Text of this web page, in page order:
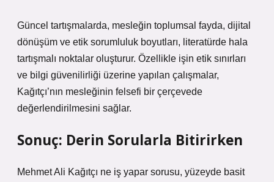
Güncel tartışmalarda, mesleğin toplumsal fayda, dijital
dönüşüm ve etik sorumluluk boyutları, literatürde hala
tartışmalı noktalar oluşturur. Özellikle işin etik sınırları
ve bilgi güvenilirliği üzerine yapılan çalışmalar,
Kağıtçı’nın mesleğinin felsefi bir çerçevede
değerlendirilmesini sağlar.
Sonuç: Derin Sorularla Bitirirken
Mehmet Ali Kağıtçı ne iş yapar sorusu, yüzeyde basit